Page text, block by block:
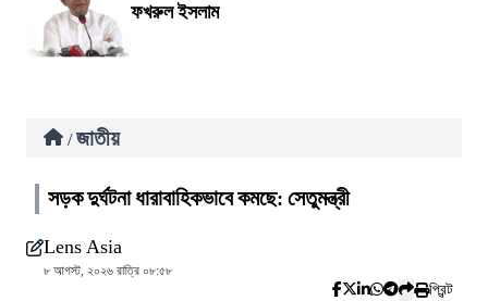
ফখরুল ইসলাম
/ জাতীয়
সড়ক দুর্ঘটনা ধারাবাহিকভাবে কমছে: সেতুমন্ত্রী
Lens Asia
৮ আগস্ট, ২০২৬ রাত্রি ০৮:৫৮
প্রিন্ট